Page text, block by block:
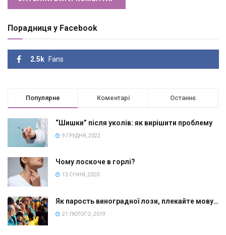
Порадниця у Facebook
2.5k Fans
Популярне Коментарі Останнє
“Шишки” після уколів: як вирішити проблему
9 ГРУДНЯ, 2022
Чому лоскоче в горлі?
13 СІЧНЯ, 2020
Як парость виноградної лози, плекайте мову…
21 ЛЮТОГО, 2019